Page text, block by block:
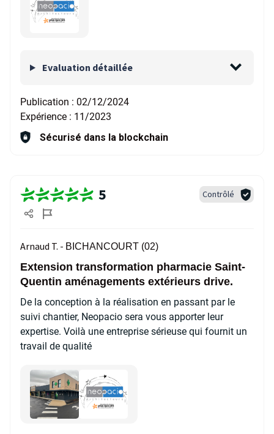
Evaluation détaillée
Publication : 02/12/2024
Expérience : 11/2023
Sécurisé dans la blockchain
5 Contrôlé
Arnaud T. - BICHANCOURT (02)
Extension transformation pharmacie Saint-
Quentin aménagements extérieurs drive.
De la conception à la réalisation en passant par le
suivi chantier, Neopacio sera vous apporter leur
expertise. Voilà une entreprise sérieuse qui fournit un
travail de qualité